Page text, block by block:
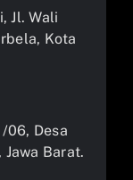
Jl. Wali
Kota
06, Desa
Barat.